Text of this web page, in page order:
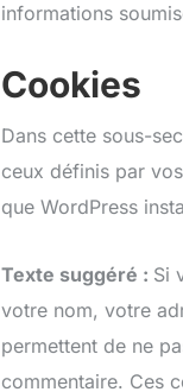
informations
Cookies
Dans cette sous-
ceux définis par
que WordPress
Texte suggéré : Si
votre nom, votre
permettent de ne
commentaire. Ces